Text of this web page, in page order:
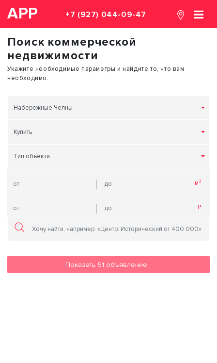
АРР +7 (927) 044-09-47
Поиск коммерческой
недвижимости
Укажите необходимые параметры и найдите то, что вам
необходимо.
Набережные Челны
Купить
Тип объекта
Показать 51 объявление